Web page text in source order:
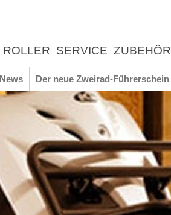
ROLLER SERVICE ZUBEHÖR
Der neue Zweirad-Führerschein